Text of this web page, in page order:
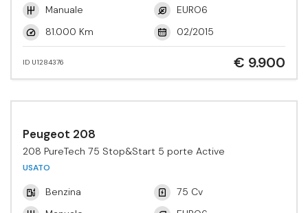
Manuale
EURO6
81.000 Km
02/2015
ID U1284376 € 9.900
Peugeot 208
208 PureTech 75 Stop&Start 5 porte Active
USATO
Benzina
75 Cv